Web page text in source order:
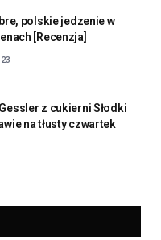
polskie jedzenie w
[Recenzja]
z cukierni Słodki
na tłusty czwartek